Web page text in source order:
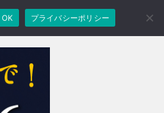
OK プライバシーポリシー